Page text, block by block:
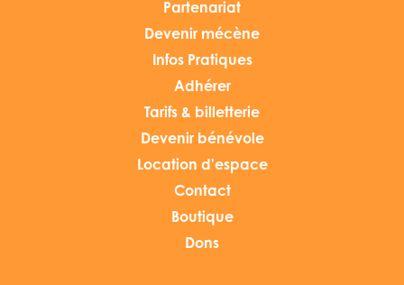
Partenariat
Devenir mécène
Infos Pratiques
Adhérer
Tarifs & billetterie
Devenir bénévole
Location d'espace
Contact
Boutique
Dons